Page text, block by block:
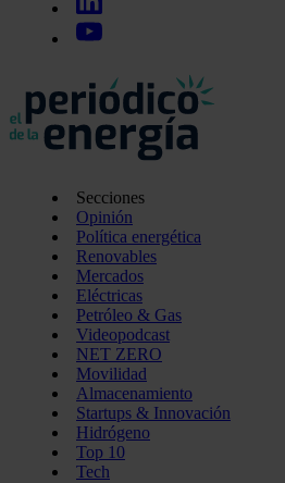
Secciones
Opinión
Política energética
Renovables
Mercados
Eléctricas
Petróleo & Gas
Videopodcast
NET ZERO
Movilidad
Almacenamiento
Startups & Innovación
Hidrógeno
Top 10
Tech